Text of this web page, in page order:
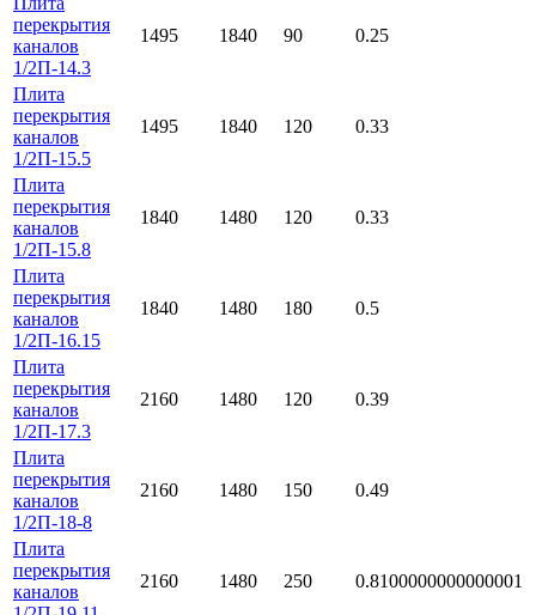
перекрытия
каналов
1/2П-14.3
1495 1840 90 0.25
Плита
перекрытия
каналов
1/2П-15.5
1495 1840 120 0.33
Плита
перекрытия
каналов
1/2П-15.8
1840 1480 120 0.33
Плита
перекрытия
каналов
1/2П-16.15
1840 1480 180 0.5
Плита
перекрытия
каналов
1/2П-17.3
2160 1480 120 0.39
Плита
перекрытия
каналов
1/2П-18-8
2160 1480 150 0.49
Плита
перекрытия
каналов
2160 1480 250 0.8100000000000001